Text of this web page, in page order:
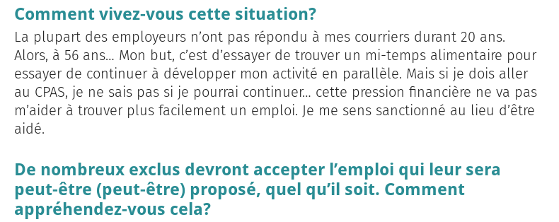
Comment vivez-vous cette situation?
La plupart des employeurs n’ont pas répondu à mes courriers durant 20 ans.
Alors, à 56 ans… Mon but, c’est d’essayer de trouver un mi-temps alimentaire pour
essayer de continuer à développer mon activité en parallèle. Mais si je dois aller
au CPAS, je ne sais pas si je pourrai continuer… cette pression financière ne va pas
m’aider à trouver plus facilement un emploi. Je me sens sanctionné au lieu d’être
aidé.
De nombreux exclus devront accepter l’emploi qui leur sera
peut-être (peut-être) proposé, quel qu’il soit. Comment
appréhendez-vous cela?